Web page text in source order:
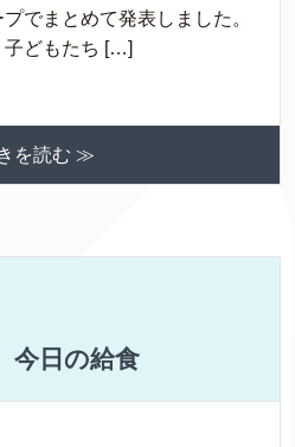
でまとめて発表しました。
子どもたち […]
を読む ≫
今日の給食